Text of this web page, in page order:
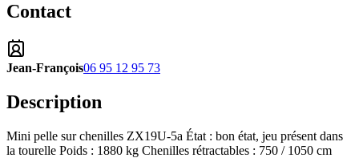
Contact
Jean-François06 95 12 95 73
Description
Mini pelle sur chenilles ZX19U-5a État : bon état, jeu présent dans
la tourelle Poids : 1880 kg Chenilles rétractables : 750 / 1050 cm